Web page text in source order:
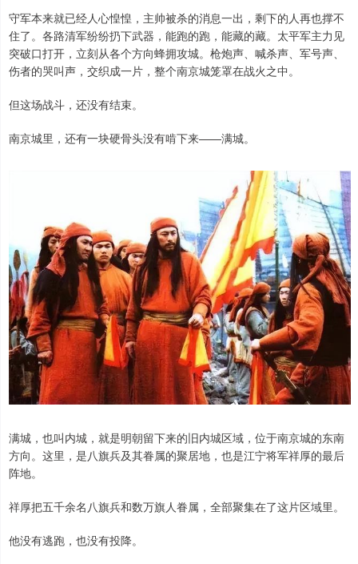
守军本来就已经人心惶惶，主帅被杀的消息一出，剩下的人再也撑不
住了。各路清军纷纷扔下武器，能跑的跑，能藏的藏。太平军主力见
突破口打开，立刻从各个方向蜂拥攻城。枪炮声、喊杀声、军号声、
伤者的哭叫声，交织成一片，整个南京城笼罩在战火之中。
但这场战斗，还没有结束。
南京城里，还有一块硬骨头没有啃下来——满城。
满城，也叫内城，就是明朝留下来的旧内城区域，位于南京城的东南
方向。这里，是八旗兵及其眷属的聚居地，也是江宁将军祥厚的最后
阵地。
祥厚把五千余名八旗兵和数万旗人眷属，全部聚集在了这片区域里。
他没有逃跑，也没有投降。